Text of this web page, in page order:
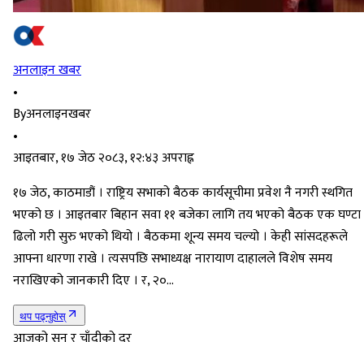
अनलाइन खबर
•
Byअनलाइनखबर
•
आइतबार, १७ जेठ २०८३, १२:४३ अपराह्न
१७ जेठ, काठमाडौं । राष्ट्रिय सभाको बैठक कार्यसूचीमा प्रवेश नै नगरी स्थगित
भएको छ । आइतबार बिहान सवा ११ बजेका लागि तय भएको बैठक एक घण्टा
ढिलो गरी सुरु भएको थियो । बैठकमा शून्य समय चल्यो । केही सांसदहरूले
आफ्ना धारणा राखे । त्यसपछि सभाध्यक्ष नारायाण दाहालले विशेष समय
नराखिएको जानकारी दिए । र, २०…
थप पढ्नुहोस्